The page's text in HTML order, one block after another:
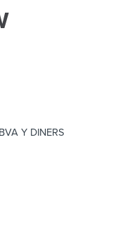
Y DINERS